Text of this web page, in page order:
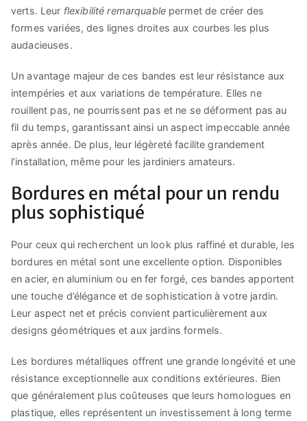
verts. Leur flexibilité remarquable permet de créer des
formes variées, des lignes droites aux courbes les plus
audacieuses.
Un avantage majeur de ces bandes est leur résistance aux
intempéries et aux variations de température. Elles ne
rouillent pas, ne pourrissent pas et ne se déforment pas au
fil du temps, garantissant ainsi un aspect impeccable année
après année. De plus, leur légèreté facilite grandement
l’installation, même pour les jardiniers amateurs.
Bordures en métal pour un rendu
plus sophistiqué
Pour ceux qui recherchent un look plus raffiné et durable, les
bordures en métal sont une excellente option. Disponibles
en acier, en aluminium ou en fer forgé, ces bandes apportent
une touche d’élégance et de sophistication à votre jardin.
Leur aspect net et précis convient particulièrement aux
designs géométriques et aux jardins formels.
Les bordures métalliques offrent une grande longévité et une
résistance exceptionnelle aux conditions extérieures. Bien
que généralement plus coûteuses que leurs homologues en
plastique, elles représentent un investissement à long terme